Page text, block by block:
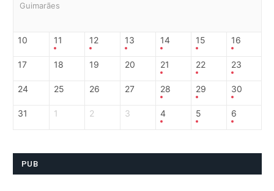
Guimarães
10 11 12 13 14 15 16
17 18 19 20 21 22 23
24 25 26 27 28 29 30
31 1 2 3 4 5 6
PUB